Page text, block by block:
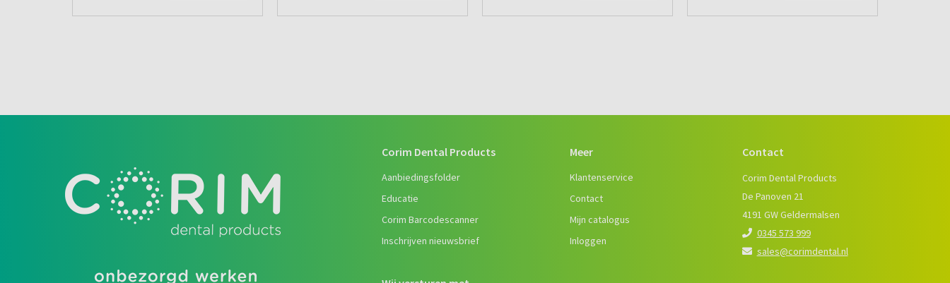
Corim Dental Products
Aanbiedingsfolder
Educatie
Corim Barcodescanner
Inschrijven nieuwsbrief
Meer
Klantenservice
Contact
Mijn catalogus
Inloggen
Contact
Corim Dental Products
De Panoven 21
4191 GW Geldermalsen
0345 573 999
sales@corimdental.nl